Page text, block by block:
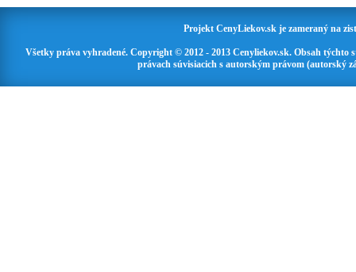
Projekt CenyLiekov.sk je zameraný na
Všetky práva vyhradené. Copyright © 2012 - 2013 Cenyliekov.sk. Obsah
právach súvisiacich s autorským právom (autorský